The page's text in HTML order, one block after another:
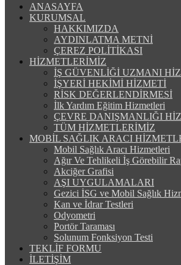
ANASAYFA
KURUMSAL
HAKKIMIZDA
AYDINLATMA METNİ
ÇEREZ POLİTİKASI
HİZMETLERİMİZ
İŞ GÜVENLİĞİ UZMANI
İŞYERİ HEKİMİ HİZMETİ
RİSK DEĞERLENDİRMESİ
İlk Yardım Eğitim Hizmetleri
ÇEVRE DANIŞMANLIĞI
TÜM HİZMETLERİMİZ
MOBİL SAĞLIK ARACI
Mobil Sağlık Aracı Hizmetleri
Ağır Ve Tehlikeli İş Görebilir
Akciğer Grafisi
AŞI UYGULAMALARI
Gezici İSG ve Mobil Sağlık
Kan ve İdrar Testleri
Odyometri
Portör Taraması
Solunum Fonksiyon Testi
TEKLİF FORMU
İLETİŞİM